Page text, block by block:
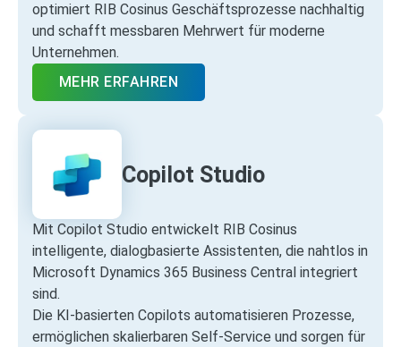
optimiert RIB Cosinus Geschäftsprozesse nachhaltig
und schafft messbaren Mehrwert für moderne
Unternehmen.
MEHR ERFAHREN
Copilot Studio
Mit Copilot Studio entwickelt RIB Cosinus
intelligente, dialogbasierte Assistenten, die nahtlos in
Microsoft Dynamics 365 Business Central integriert
sind.
Die KI‑basierten Copilots automatisieren Prozesse,
ermöglichen skalierbaren Self‑Service und sorgen für